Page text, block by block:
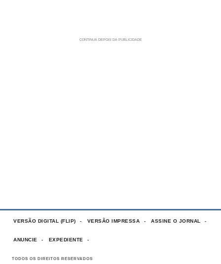
VERSÃO DIGITAL (FLIP) VERSÃO IMPRESSA ASSINE O JORNAL
ANUNCIE EXPEDIENTE
TODOS OS DIREITOS RESERVADOS